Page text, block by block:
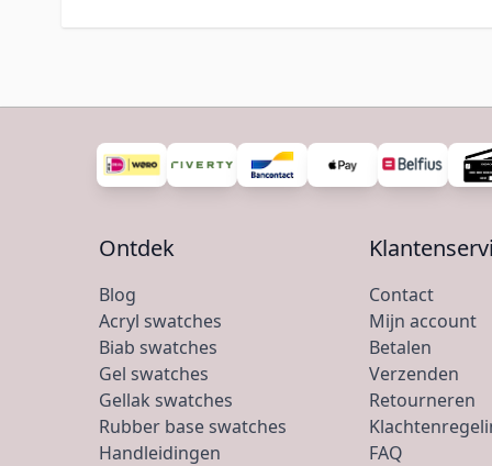
Ontdek
Blog
Acryl swatches
Biab swatches
Gel swatches
Gellak swatches
Rubber base swatches
Handleidingen
Contact
Mijn account
Betalen
Verzenden
Retourneren
FAQ